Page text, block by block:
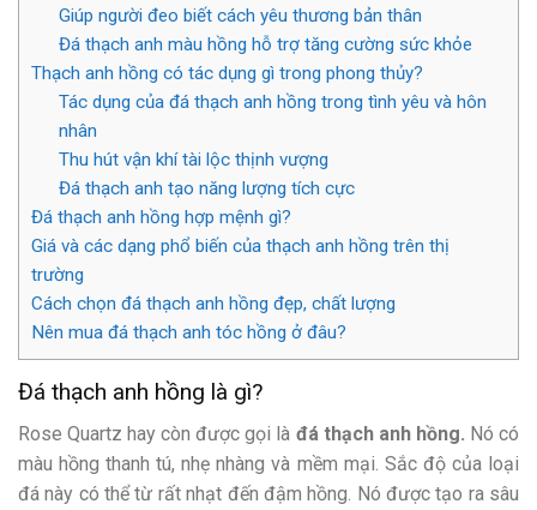
Giúp người đeo biết cách yêu thương bản thân
Đá thạch anh màu hồng hỗ trợ tăng cường sức khỏe
Thạch anh hồng có tác dụng gì trong phong thủy?
Tác dụng của đá thạch anh hồng trong tình yêu và hôn
nhân
Thu hút vận khí tài lộc thịnh vượng
Đá thạch anh tạo năng lượng tích cực
Đá thạch anh hồng hợp mệnh gì?
Giá và các dạng phổ biến của thạch anh hồng trên thị
trường
Cách chọn đá thạch anh hồng đẹp, chất lượng
Nên mua đá thạch anh tóc hồng ở đâu?
Đá thạch anh hồng là gì?
Rose Quartz hay còn được gọi là đá thạch anh hồng. Nó có
màu hồng thanh tú, nhẹ nhàng và mềm mại. Sắc độ của loại
đá này có thể từ rất nhạt đến đậm hồng. Nó được tạo ra sâu